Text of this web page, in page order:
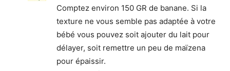
Comptez environ 150 GR de banane. Si la
texture ne vous semble pas adaptée à votre
bébé vous pouvez soit ajouter du lait pour
délayer, soit remettre un peu de maïzena
pour épaissir.